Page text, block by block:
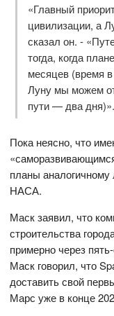
«Главный
цивилизации, а
сказал он. -
тогда, когда
месяцев (время
Луну мы можем
пути — два дня)».
Пока неясно, что
планы
НАСА.
Маск заявил, что
строительства
примерно через
Маск говорил, что
доставить свой
Марс уже в конце